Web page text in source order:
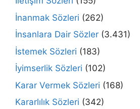
İnanmak Sözleri (262)
İnsanlara Dair Sözler (3.431)
İstemek Sözleri (183)
İyimserlik Sözleri (102)
Karar Vermek Sözleri (168)
Kararlılık Sözleri (342)